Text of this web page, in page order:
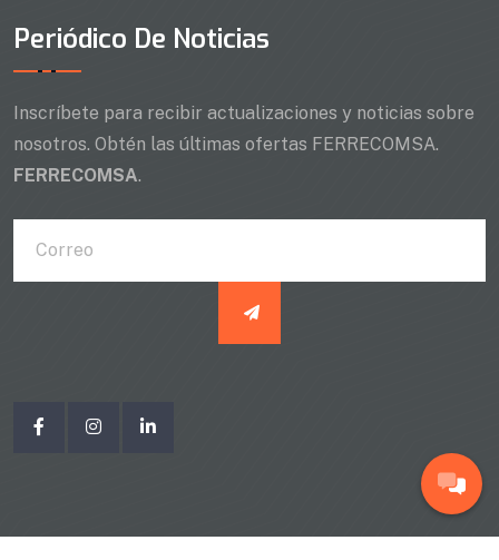
Periódico De Noticias
Inscríbete para recibir actualizaciones y noticias sobre
nosotros. Obtén las últimas ofertas FERRECOMSA.
FERRECOMSA.